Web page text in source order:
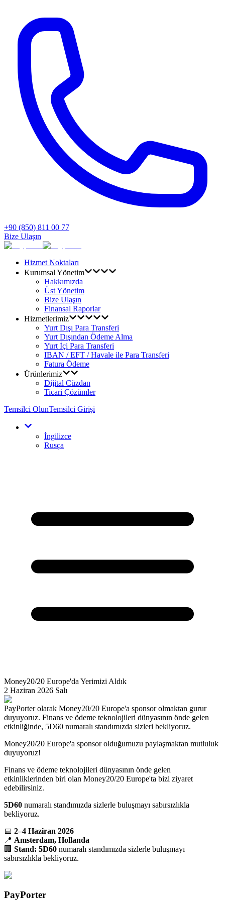
+90 (850) 811 00 77
Bize Ulaşın
Hizmet Noktaları
Kurumsal Yönetim
Hakkımızda
Üst Yönetim
Bize Ulaşın
Finansal Raporlar
Hizmetlerimiz
Yurt Dışı Para Transferi
Yurt Dışından Ödeme Alma
Yurt İçi Para Transferi
IBAN / EFT / Havale ile Para Transferi
Fatura Ödeme
Ürünlerimiz
Dijital Cüzdan
Ticari Çözümler
Temsilci OlunTemsilci Girişi
İngilizce
Rusça
Money20/20 Europe'da Yerimizi Aldık
2 Haziran 2026 Salı
PayPorter olarak Money20/20 Europe'a sponsor olmaktan gurur
duyuyoruz. Finans ve ödeme teknolojileri dünyasının önde gelen
etkinliğinde, 5D60 numaralı standımızda sizleri bekliyoruz.
Money20/20 Europe'a sponsor olduğumuzu paylaşmaktan mutluluk
duyuyoruz!
Finans ve ödeme teknolojileri dünyasının önde gelen
etkinliklerinden biri olan Money20/20 Europe'ta bizi ziyaret
edebilirsiniz.
5D60 numaralı standımızda sizlerle buluşmayı sabırsızlıkla
bekliyoruz.
📅 2–4 Haziran 2026
📍 Amsterdam, Hollanda
🏢 Stand: 5D60 numaralı standımızda sizlerle buluşmayı
sabırsızlıkla bekliyoruz.
PayPorter